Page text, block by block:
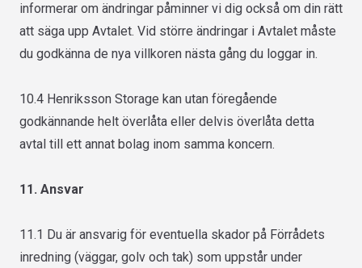
informerar om ändringar påminner vi dig också om din rätt
att säga upp Avtalet. Vid större ändringar i Avtalet måste
du godkänna de nya villkoren nästa gång du loggar in.
10.4 Henriksson Storage kan utan föregående
godkännande helt överlåta eller delvis överlåta detta
avtal till ett annat bolag inom samma koncern.
11. Ansvar
11.1 Du är ansvarig för eventuella skador på Förrådets
inredning (väggar, golv och tak) som uppstår under